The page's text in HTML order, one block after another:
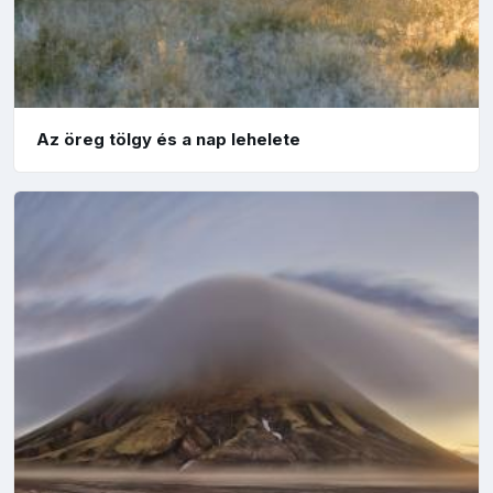
Az öreg tölgy és a nap lehelete